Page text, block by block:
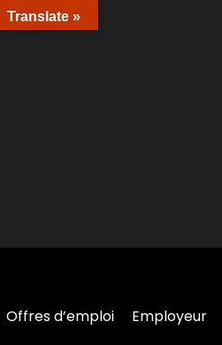
Offres d’emploi Employeur
Translate »